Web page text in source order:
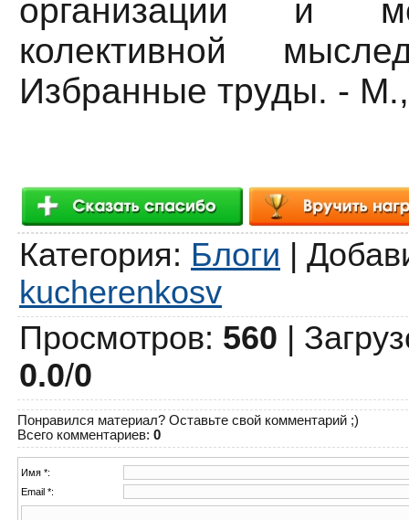
организации и
колективной
Избранные труды. -
Категория: Блоги |
kucherenkosv
Просмотров: 560 |
0.0/0
Понравился материал? Оставьте свой комментарий ;)
Всего комментариев: 0
Имя *:
Email *: